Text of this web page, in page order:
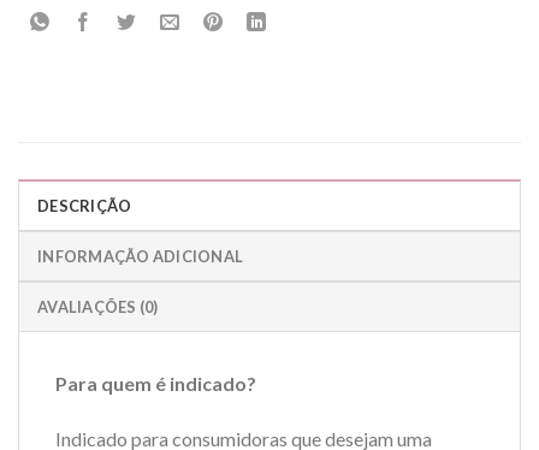
DESCRIÇÃO
INFORMAÇÃO ADICIONAL
AVALIAÇÕES (0)
Para quem é indicado?
Indicado para consumidoras que desejam uma